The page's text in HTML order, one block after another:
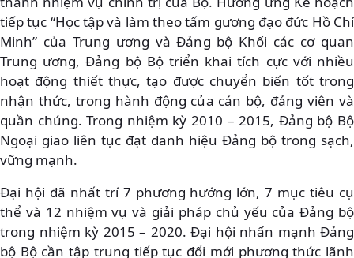
tiếp tục “Học tập và làm theo tấm gương đạo đức Hồ Chí
Minh” của Trung ương và Đảng bộ Khối các cơ quan
Trung ương, Đảng bộ Bộ triển khai tích cực với nhiều
hoạt động thiết thực, tạo được chuyển biến tốt trong
nhận thức, trong hành động của cán bộ, đảng viên và
quần chúng. Trong nhiệm kỳ 2010 – 2015, Đảng bộ Bộ
Ngoại giao liên tục đạt danh hiệu Đảng bộ trong sạch,
vững mạnh.
Đại hội đã nhất trí 7 phương hướng lớn, 7 mục tiêu cụ
thể và 12 nhiệm vụ và giải pháp chủ yếu của Đảng bộ
trong nhiệm kỳ 2015 – 2020. Đại hội nhấn mạnh Đảng
bộ Bộ cần tập trung tiếp tục đổi mới phương thức lãnh